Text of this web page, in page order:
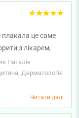
це саме
з лікарем,
Наталія
Дерматологія
Читати далі